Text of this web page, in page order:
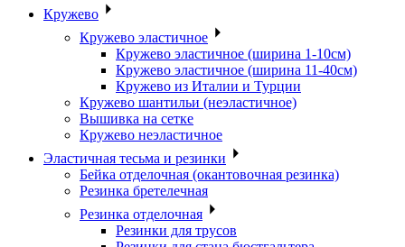
Кружево
Кружево эластичное
Кружево эластичное (ширина 1-10см)
Кружево эластичное (ширина 11-40см)
Кружево из Италии и Турции
Кружево шантильи (неэластичное)
Вышивка на сетке
Кружево неэластичное
Эластичная тесьма и резинки
Бейка отделочная (окантовочная резинка)
Резинка бретелечная
Резинка отделочная
Резинки для трусов